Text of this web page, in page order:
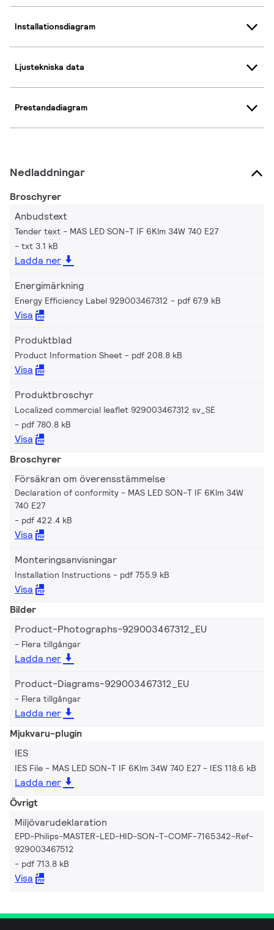
Installationsdiagram
Ljustekniska data
Prestandadiagram
Nedladdningar
Broschyrer
Anbudstext
Tender text - MAS LED SON-T IF 6Klm 34W 740 E27
txt 3.1 kB
Ladda ner
Energimärkning
Energy Efficiency Label 929003467312 pdf 67.9 kB
Visa
Produktblad
Product Information Sheet pdf 208.8 kB
Visa
Produktbroschyr
Localized commercial leaflet 929003467312 sv_SE
pdf 780.8 kB
Visa
Broschyrer
Försäkran om överensstämmelse
Declaration of conformity - MAS LED SON-T IF 6Klm 34W
740 E27
pdf 422.4 kB
Visa
Monteringsanvisningar
Installation Instructions pdf 755.9 kB
Visa
Bilder
Product-Photographs-929003467312_EU
Flera tillgångar
Ladda ner
Product-Diagrams-929003467312_EU
Flera tillgångar
Ladda ner
Mjukvaru-plugin
IES
IES File - MAS LED SON-T IF 6Klm 34W 740 E27 IES 118.6 kB
Ladda ner
Övrigt
Miljövarudeklaration
EPD-Philips-MASTER-LED-HID-SON-T-COMF-7165342-Ref-
929003467512
pdf 713.8 kB
Visa